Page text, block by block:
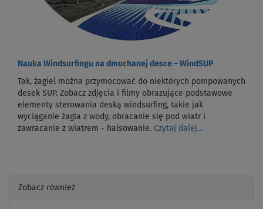
Nauka Windsurfingu na dmuchanej desce – WindSUP
Tak, żagiel można przymocować do niektórych pompowanych
desek SUP. Zobacz zdjęcia i filmy obrazujące podstawowe
elementy sterowania deską windsurfing, takie jak
wyciąganie żagla z wody, obracanie się pod wiatr i
zawracanie z wiatrem - halsowanie. Czytaj dalej...
Zobacz również